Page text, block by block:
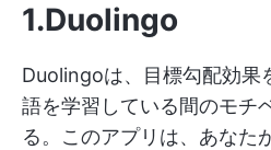
1.Duolingo
Duolingoは、目標勾配効果
語を学習している間のモチ
る。このアプリは、あなた